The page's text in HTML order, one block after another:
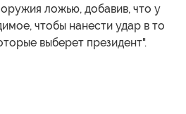
ложью, добавив, что у
чтобы нанести удар в то
выберет президент".